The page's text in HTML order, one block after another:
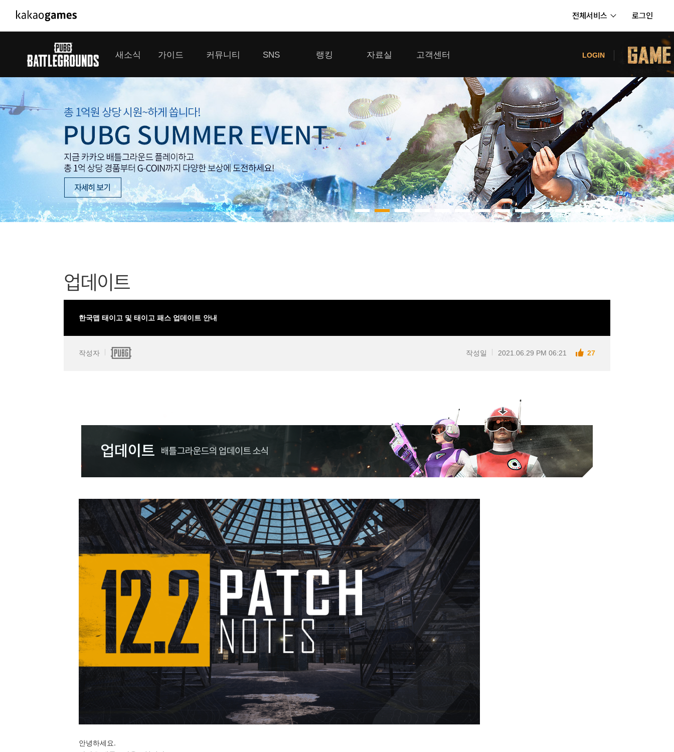
전체서비스 로그인
PC/모바일게임
도깨비의세계
오딘: 발할라 라이징
아키에이지 워
아레스 : 라이즈 오브 가디언즈
배틀그라운드
패스 오브 엑자일
우마무스메 프리티 더비
가디언 테일즈
프린세스 커넥트 Re:Dive
프렌즈팝콘
내정보
보안센터
고객센터
공지사항
카카오게임즈 PC방
게임코인
게임시간선택제
새소식
공지사항
GM소식
이벤트
업데이트
대회소식
가이드
게임 가이드
커뮤니티
미디어 게시판
클랜 라운지
모집 게시판
SNS
톡채널
랭킹
클랜 생존 리더보드
내 전적 히스토리
자료실
다운로드
고객센터
이용제한 이의신청
보안센터
LOGIN
업데이트
한국맵 태이고 및 태이고 패스 업데이트 안내
작성자 작성일 2021.06.29 PM 06:21 27
안녕하세요.